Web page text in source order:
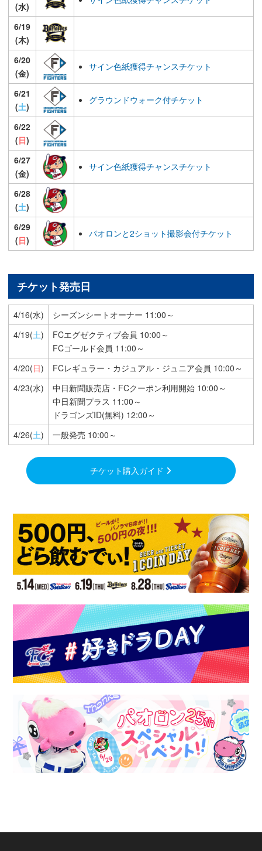
(水)
6/19
(木)
6/20
(金)
サイン色紙獲得チャンスチケット
6/21
(土)
グラウンドウォーク付チケット
6/22
(日)
6/27
(金)
サイン色紙獲得チャンスチケット
6/28
(土)
6/29
(日)
パオロンと2ショット撮影会付チケット
チケット発売日
4/16(水)
シーズンシートオーナー 11:00～
4/19(土)
FCエグゼクティブ会員 10:00～
FCゴールド会員 11:00～
4/20(日)
FCレギュラー・カジュアル・ジュニア会員 10:00～
4/23(水)
中日新聞販売店・FCクーポン利用開始 10:00～
中日新聞プラス 11:00～
ドラゴンズID(無料) 12:00～
4/26(土) 一般発売 10:00～
チケット購入ガイド